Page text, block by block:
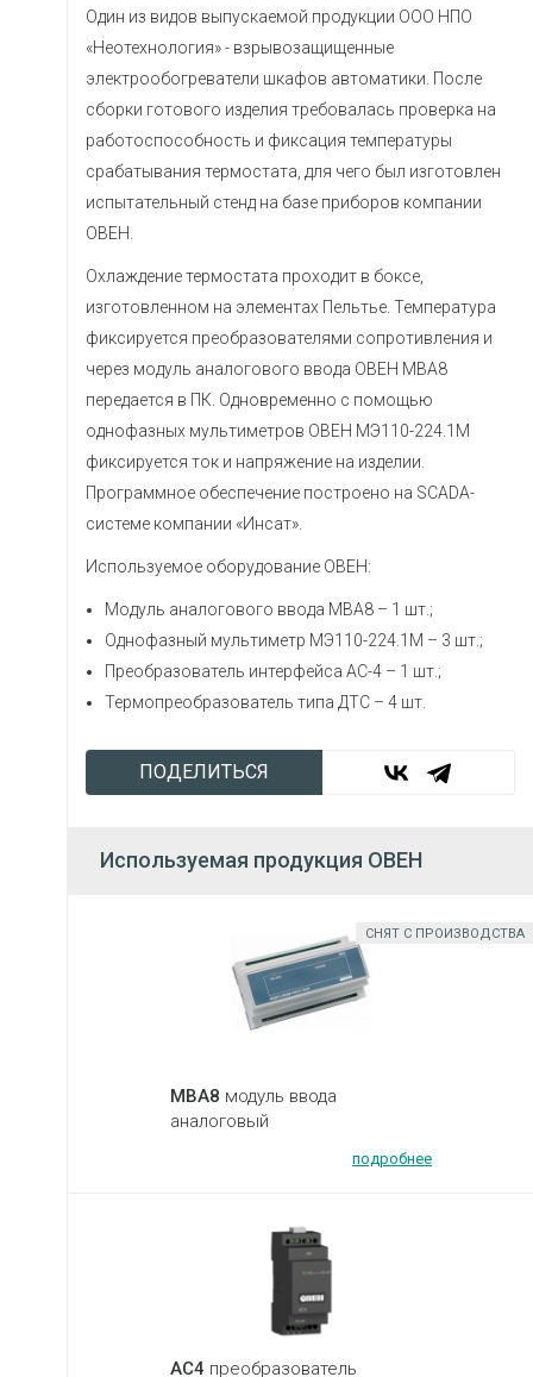
Один из видов выпускаемой продукции ООО НПО
«Неотехнология» - взрывозащищенные
электрообогреватели шкафов автоматики. После
сборки готового изделия требовалась проверка на
работоспособность и фиксация температуры
срабатывания термостата, для чего был изготовлен
испытательный стенд на базе приборов компании
ОВЕН.
Охлаждение термостата проходит в боксе,
изготовленном на элементах Пельтье. Температура
фиксируется преобразователями сопротивления и
через модуль аналогового ввода ОВЕН МВА8
передается в ПК. Одновременно с помощью
однофазных мультиметров ОВЕН МЭ110-224.1М
фиксируется ток и напряжение на изделии.
Программное обеспечение построено на SCADA-
системе компании «Инсат».
Используемое оборудование ОВЕН:
Модуль аналогового ввода МВА8 – 1 шт.;
Однофазный мультиметр МЭ110-224.1М – 3 шт.;
Преобразователь интерфейса АС-4 – 1 шт.;
Термопреобразователь типа ДТС – 4 шт.
ПОДЕЛИТЬСЯ
Используемая продукция ОВЕН
МВА8 модуль ввода
аналоговый
подробнее
СНЯТ С ПРОИЗВОДСТВА
АС4 преобразователь